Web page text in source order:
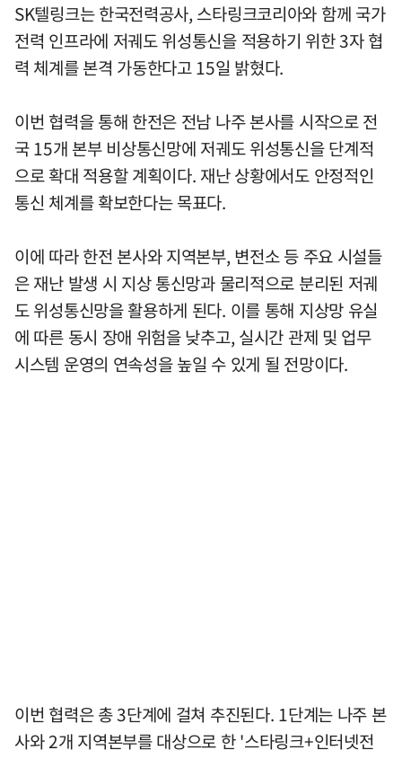
SK텔링크는 한국전력공사, 스타링크코리아와 함께 국가
전력 인프라에 저궤도 위성통신을 적용하기 위한 3자 협
력 체계를 본격 가동한다고 15일 밝혔다.
이번 협력을 통해 한전은 전남 나주 본사를 시작으로 전
국 15개 본부 비상통신망에 저궤도 위성통신을 단계적
으로 확대 적용할 계획이다. 재난 상황에서도 안정적인
통신 체계를 확보한다는 목표다.
이에 따라 한전 본사와 지역본부, 변전소 등 주요 시설들
은 재난 발생 시 지상 통신망과 물리적으로 분리된 저궤
도 위성통신망을 활용하게 된다. 이를 통해 지상망 유실
에 따른 동시 장애 위험을 낮추고, 실시간 관제 및 업무
시스템 운영의 연속성을 높일 수 있게 될 전망이다.
이번 협력은 총 3단계에 걸쳐 추진된다. 1단계는 나주 본
사와 2개 지역본부를 대상으로 한 '스타링크+인터넷전